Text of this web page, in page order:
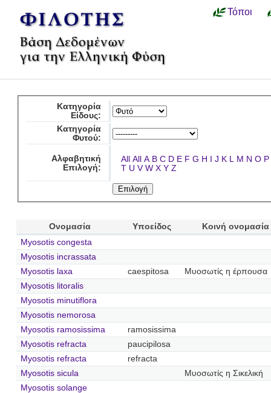
Τόποι
Κατηγορία
Είδους:
Κατηγορία
Φυτού:
Αλφαβητική
Επιλογή:
All All A B C D E F G H I J K L M N O P
T U V W X Y Z
Ονομασία Υποείδος
Κοινή ονομασία
Myosotis congesta
Myosotis incrassata
Myosotis laxa
caespitosa
Μυοσωτίς η έρπουσα
Myosotis litoralis
Myosotis minutiflora
Myosotis nemorosa
Myosotis ramosissima
ramosissima
Myosotis refracta
paucipilosa
Myosotis refracta
refracta
Myosotis sicula
Μυοσωτίς η Σικελική
Myosotis solange